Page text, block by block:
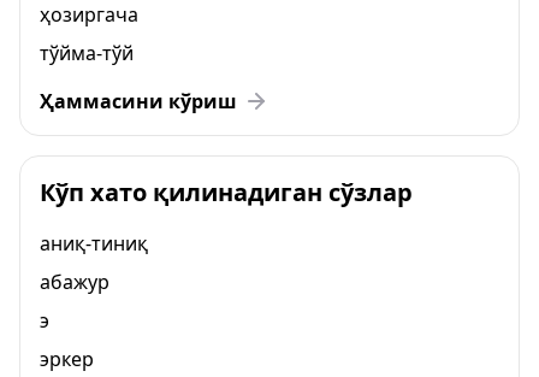
ҳозиргача
тўйма-тўй
Ҳаммасини кўриш
Кўп хато қилинадиган сўзлар
аниқ-тиниқ
абажур
э
эркер